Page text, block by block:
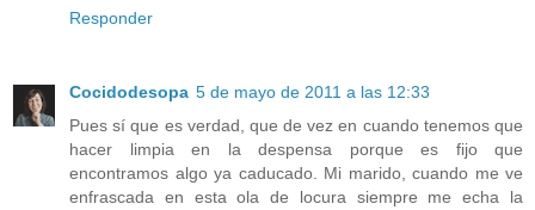
Responder
Cocidodesopa 5 de mayo de 2011 a las 12:33
Pues sí que es verdad, que de vez en cuando tenemos que
hacer limpia en la despensa porque es fijo que
encontramos algo ya caducado. Mi marido, cuando me ve
enfrascada en esta ola de locura siempre me echa la